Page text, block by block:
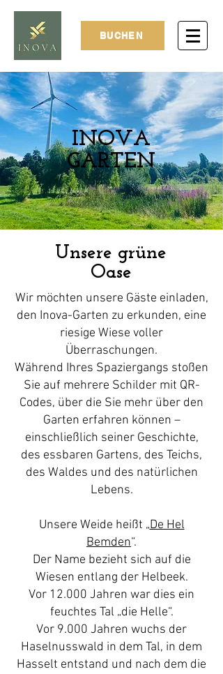
BUCHEN
INOVA
GARTEN
Unsere grüne
Oase
Wir möchten unsere Gäste einladen,
den Inova-Garten zu erkunden, eine
riesige Wiese voller
Überraschungen.
Während Ihres Spaziergangs stoßen
Sie auf mehrere Schilder mit QR-
Codes, über die Sie mehr über den
Garten erfahren können –
einschließlich seiner Geschichte,
des essbaren Gartens, des Teichs,
des Waldes und des natürlichen
Lebens.
Unsere Weide heißt „De Hel
Bemden“.
Der Name bezieht sich auf die
Wiesen entlang der Helbeek.
Vor 12.000 Jahren war dies ein
feuchtes Tal „die Helle“.
Vor 9.000 Jahren wuchs der
Haselnusswald in dem Tal, in dem
Hasselt entstand und nach dem die